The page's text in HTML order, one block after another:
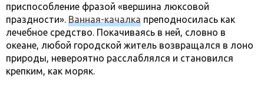
приспособление фразой «вершина люксовой
праздности». Ванная-качалка преподносилась как
лечебное средство. Покачиваясь в ней, словно в
океане, любой городской житель возвращался в лоно
природы, невероятно расслаблялся и становился
крепким, как моряк.